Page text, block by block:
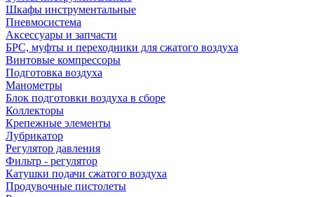
Шкафы инструментальные
Пневмосистема
Аксессуары и запчасти
БРС, муфты и переходники для сжатого воздуха
Винтовые компрессоры
Подготовка воздуха
Манометры
Блок подготовки воздуха в сборе
Коллекторы
Крепежные элементы
Лубрикатор
Регулятор давления
Фильтр - регулятор
Катушки подачи сжатого воздуха
Продувочные пистолеты